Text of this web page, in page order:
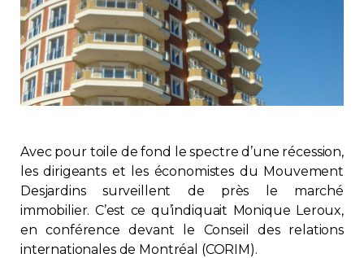
Mot de l'éditeur
Divers
Réglementation
Copropriété
Avec pour toile de fond le spectre d’une récession,
les dirigeants et les économistes du Mouvement
Desjardins surveillent de près le marché
immobilier. C’est ce qu’indiquait Monique Leroux,
en conférence devant le Conseil des relations
internationales de Montréal (CORIM).